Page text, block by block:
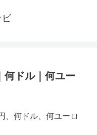
ビ
何ドル｜何ユー
、何ドル、何ユーロ